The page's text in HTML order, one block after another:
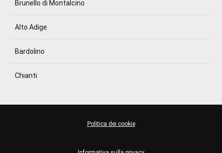
Brunello di Montalcino
Alto Adige
Bardolino
Chianti
Politica dei cookie